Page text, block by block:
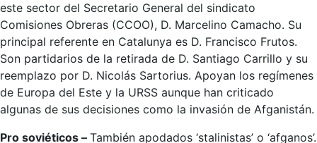
este sector del Secretario General del sindicato
Comisiones Obreras (CCOO), D. Marcelino Camacho. Su
principal referente en Catalunya es D. Francisco Frutos.
Son partidarios de la retirada de D. Santiago Carrillo y su
reemplazo por D. Nicolás Sartorius. Apoyan los regímenes
de Europa del Este y la URSS aunque han criticado
algunas de sus decisiones como la invasión de Afganistán.
Pro soviéticos – También apodados ‘stalinistas’ o ‘afganos’.